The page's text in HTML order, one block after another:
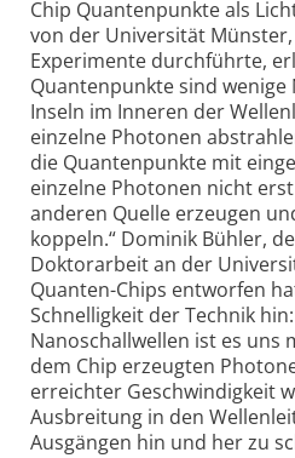
Chip Quanten­punkte als
von der Universität
Experimente durchführte,
Quanten­punkte sind
Inseln im Inneren der
einzelne Photonen
die Quanten­punkte mit
einzelne Photonen nicht
anderen Quelle erzeugen
koppeln.“ Dominik Bühler,
Doktorarbeit an der
Quanten-Chips entworfen
Schnelligkeit der Technik
Nanoschallwellen ist es uns
dem Chip erzeugten
erreichter Geschwindigkeit
Ausbreitung in den
Ausgängen hin und her zu